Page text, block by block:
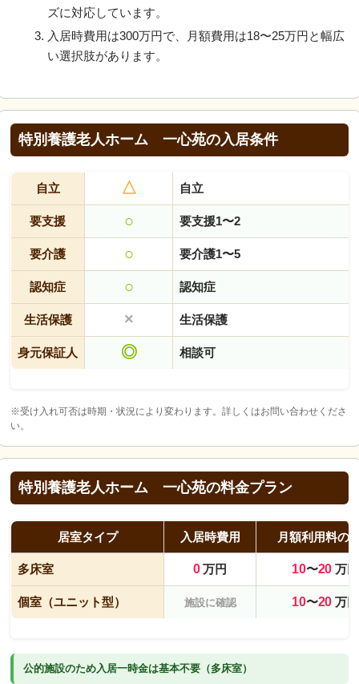
ズに対応しています。
入居時費用は300万円で、月額費用は18〜25万円と幅広
い選択肢があります。
特別養護老人ホーム 一心苑の入居条件
自立 △ 自立
要支援 ○ 要支援1〜2
要介護 ○ 要介護1〜5
認知症 ○ 認知症
生活保護 × 生活保護
身元保証人 ◎ 相談可
※受け入れ可否は時期・状況により変わります。詳しくはお問い合わせくださ
い。
特別養護老人ホーム 一心苑の料金プラン
居室タイプ 入居時費用 月額利用料の
多床室 0万円 10〜20万円
個室（ユニット型） 施設に確認 10〜20万円
公的施設のため入居一時金は基本不要（多床室）